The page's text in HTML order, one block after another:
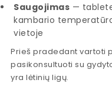
Saugojimas —
kambario
vietoje
Prieš pradedant vartoti
pasikonsultuoti su
yra lėtinių ligų.